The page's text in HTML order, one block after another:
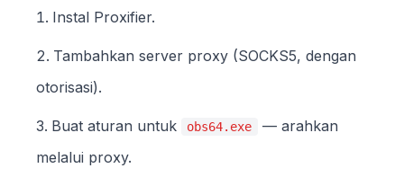
Instal Proxifier.
Tambahkan server proxy (SOCKS5, dengan
otorisasi).
Buat aturan untuk obs64.exe
— arahkan
melalui proxy.